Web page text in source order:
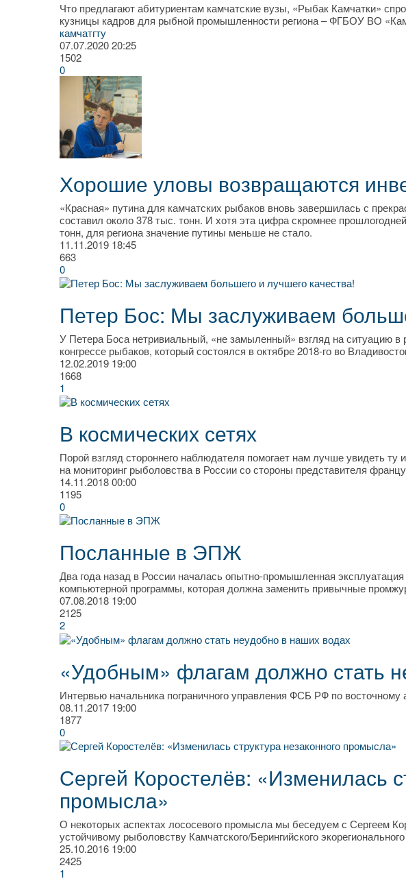
Что предлагают абитуриентам камчатские вузы, «Рыбак Камчатки»
кузницы кадров для рыбной промышленности региона – ФГБОУ ВО
камчатгту
07.07.202020:25
1502
0
Хорошие уловы возвращаются
«Красная» путина для камчатских рыбаков вновь завершилась с
составил около 378 тыс. тонн. И хотя эта цифра скромнее
тонн, для региона значение путины меньше не стало.
11.11.2019 18:45
663
0
Петер Бос: Мы заслуживаем
У Петера Боса нетривиальный, «не замыленный» взгляд на ситуацию
конгрессе рыбаков, который состоялся в октябре 2018-го во
12.02.2019 19:00
1668
1
В космических сетях
Порой взгляд стороннего наблюдателя помогает нам лучше увидеть
на мониторинг рыболовства в России со стороны представителя
14.11.201800:00
1195
0
Посланные в ЭПЖ
Два года назад в России началась опытно-промышленная
компьютерной программы, которая должна заменить привычные
07.08.2018 19:00
2125
2
«Удобным» флагам должно стать
Интервью начальника пограничного управления ФСБ РФ по восточному
08.11.2017 19:00
1877
0
Сергей Коростелёв: «Изменилась
промысла»
О некоторых аспектах лососевого промысла мы беседуем с Сергеем
устойчивому рыболовству Камчатского/Берингийского
25.10.2016 19:00
2425
1